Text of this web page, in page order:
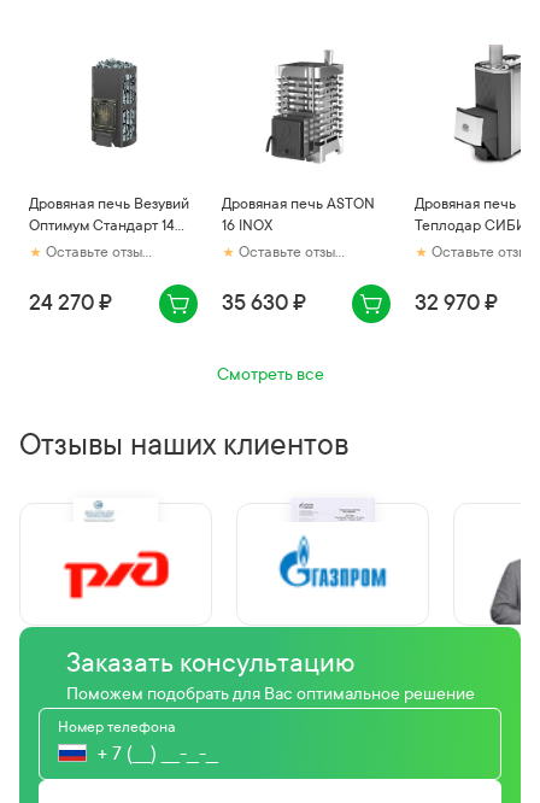
Дровяная печь Везувий
Оптимум Стандарт 14
(ДТ-3) б/в
Оставьте отзыв первым
24 270 ₽
Дровяная печь ASTON
16 INOX
Оставьте отзыв первым
35 630 ₽
Дровяная печь
Теплодар
ЛК (2.0)
Оставьте отзыв первым
32 970 ₽
Смотреть все
Отзывы наших клиентов
Заказать консультацию
Поможем подобрать для Вас оптимальное решение
Номер телефона